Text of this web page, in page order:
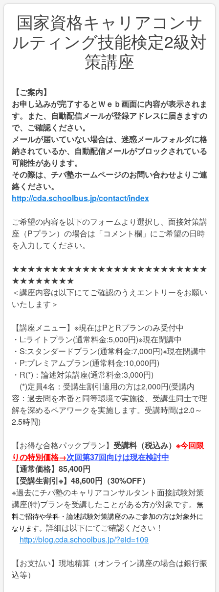
国家資格キャリアコンサ
ルティング技能検定2級対
策講座
【ご案内】
お申し込みが完了するとＷｅｂ画面に内容が表示されま
す。また、自動配信メールが登録アドレスに届きますの
で、ご確認ください。
メールが届いていない場合は、迷惑メールフォルダに格
納されているか、自動配信メールがブロックされている
可能性があります。
その際は、チバ塾ホームページのお問い合わせよりご連
絡ください。
http://cda.schoolbus.jp/contact/index
ご希望の内容を以下のフォームより選択し、面接対策講
座（Pプラン）の場合は「コメント欄」にご希望の日時
を入力してください。
★★★★★★★★★★★★★★★★★★★★★★★★★
★★★★★★★★
＜講座内容は以下にてご確認のうえエントリーをお願い
いたします＞
【講座メニュー】※現在はPとRプランのみ受付中
・L:ライトプラン(通常料金:5,000円)※現在閉講中
・S:スタンダードプラン(通常料金:7,000円)※現在閉講中
・P:プレミアムプラン(通常料金:10,000円)
・R(*)：論述対策講座(通常料金:3,000円)
(*)定員4名：受講生割引適用の方は2,000円(受講内
容：過去問を本番と同等環境で実施後、受講生同士で理
解を深めるペアワークを実施します。受講時間は2.0～
2.5時間)
【お得な合格パックプラン】 受講料（税込み） ※今回限
りの特別価格→次回第37回向けは現在検討中
【通常価格】85,400円
【受講生割引※】48,600円（30%OFF）
※過去にチバ塾のキャリアコンサルタント面接試験対策
講座(特)プランを受講したことがある方が対象です。
無
料ご招待や学科・論述試験対策講座のみご参加の方は対象外に
なります。 詳細は以下にてご確認ください！
http://blog.cda.schoolbus.jp/?eid=109
【お支払い】現地精算（オンライン講座の場合は銀行振
込等）